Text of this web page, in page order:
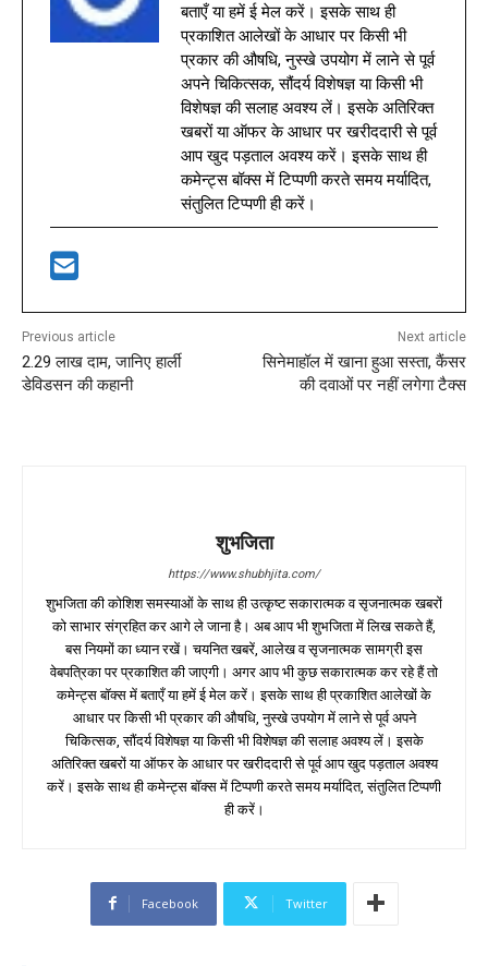
बताएँ या हमें ई मेल करें। इसके साथ ही
प्रकाशित आलेखों के आधार पर किसी भी
प्रकार की औषधि, नुस्खे उपयोग में लाने से पूर्व
अपने चिकित्सक, सौंदर्य विशेषज्ञ या किसी भी
विशेषज्ञ की सलाह अवश्य लें। इसके अतिरिक्त
खबरों या ऑफर के आधार पर खरीददारी से पूर्व
आप खुद पड़ताल अवश्य करें। इसके साथ ही
कमेन्ट्स बॉक्स में टिप्पणी करते समय मर्यादित,
संतुलित टिप्पणी ही करें।
Previous article
2.29 लाख दाम, जानिए हार्ली
डेविडसन की कहानी
Next article
सिनेमाहॉल में खाना हुआ सस्ता, कैंसर
की दवाओं पर नहीं लगेगा टैक्स
शुभजिता
https://www.shubhjita.com/
शुभजिता की कोशिश समस्याओं के साथ ही उत्कृष्ट सकारात्मक व सृजनात्मक खबरों
को साभार संग्रहित कर आगे ले जाना है। अब आप भी शुभजिता में लिख सकते हैं,
बस नियमों का ध्यान रखें। चयनित खबरें, आलेख व सृजनात्मक सामग्री इस
वेबपत्रिका पर प्रकाशित की जाएगी। अगर आप भी कुछ सकारात्मक कर रहे हैं तो
कमेन्ट्स बॉक्स में बताएँ या हमें ई मेल करें। इसके साथ ही प्रकाशित आलेखों के
आधार पर किसी भी प्रकार की औषधि, नुस्खे उपयोग में लाने से पूर्व अपने
चिकित्सक, सौंदर्य विशेषज्ञ या किसी भी विशेषज्ञ की सलाह अवश्य लें। इसके
अतिरिक्त खबरों या ऑफर के आधार पर खरीददारी से पूर्व आप खुद पड़ताल अवश्य
करें। इसके साथ ही कमेन्ट्स बॉक्स में टिप्पणी करते समय मर्यादित, संतुलित टिप्पणी
ही करें।
Facebook Twitter